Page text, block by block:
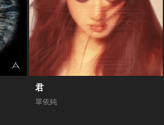
君
單依純